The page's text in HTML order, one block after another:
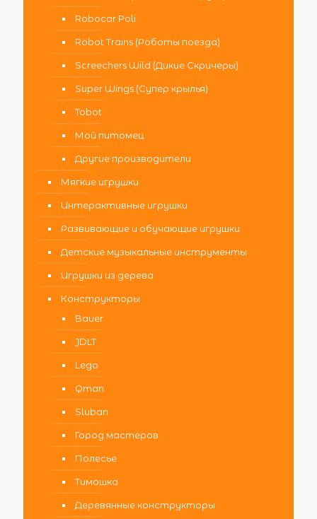
Robocar Poli
Robot Trains (Роботы поезда)
Screechers Wild (Дикие Скричеры)
Super Wings (Супер крылья)
Tobot
Мой питомец
Другие производители
Мягкие игрушки
Интерактивные игрушки
Развивающие и обучающие игрушки
Детские музыкальные инструменты
Игрушки из дерева
Конструкторы
Bauer
JDLT
Lego
Qman
Sluban
Город мастеров
Полесье
Тимошка
Деревянные конструкторы